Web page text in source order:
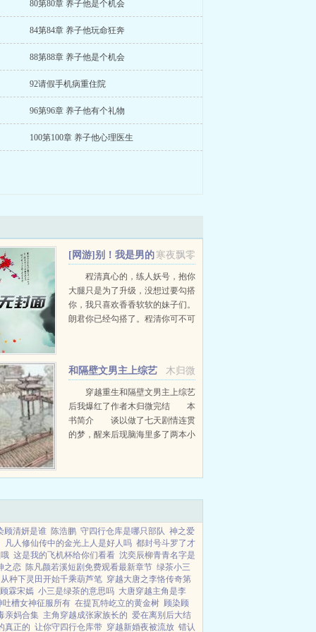
80第80章 养子他是个机会
84第84章 养子他玩命狂奔
88第88章 养子他是个机会
92请假手机病重住院
96第96章 养子他有个礼物
100第100章 养子他心理医生
寒夜飘零
[网游]别！我是男的
+番外程清真心的，练人妖号，抱你
大腿只是为了升级，没想过要勾搭
你，我只喜欢香香软软的妹子们。
朗君你已经勾搭了。程清你可不可
木归微
和隔壁文男主上综艺
后我爆红了
穿越重生和隔壁文男主上综艺
后我爆红了作者木归微完结 本
书简介 谈以做了七天剧情连贯
的梦，醒来后现脑海里多了两本小
张喜怒无常，在休学一年后，不知
顾清妍是谁 陈浩鹏 守四行仓库是哪只部队 神之爱
凡人修仙传中的金光上人是好人吗 都封号斗罗了才
这是我的飞机杯给你们看看 沈奕辰柳青青名字是
之恋 陈凡颜若溪短剧免费观看最新章节 绿茶小三
种下灵田开始千乘葫芦笔 穿越大唐之李恪传奇第
顾霖宋嫣 小三是绿茶的意思吗 大唐穿越主角是李
槽女神征服所有 在提瓦特屹立的黄金树 顾染顾
亲妈合集 主角穿越成张家族长的 爱在离别后大结
真正的 让你守四行仓库带 穿越新婚夜被流放 错认